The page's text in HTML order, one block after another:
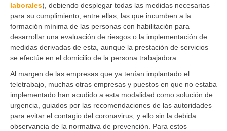
laborales), debiendo desplegar todas las medidas necesarias
para su cumplimiento, entre ellas, las que incumben a la
formación mínima de las personas con habilitación para
desarrollar una evaluación de riesgos o la implementación de
medidas derivadas de esta, aunque la prestación de servicios
se efectúe en el domicilio de la persona trabajadora.
Al margen de las empresas que ya tenían implantado el
teletrabajo, muchas otras empresas y puestos en que no estaba
implementado han acudido a esta modalidad como solución de
urgencia, guiados por las recomendaciones de las autoridades
para evitar el contagio del coronavirus, y ello sin la debida
observancia de la normativa de prevención. Para estos